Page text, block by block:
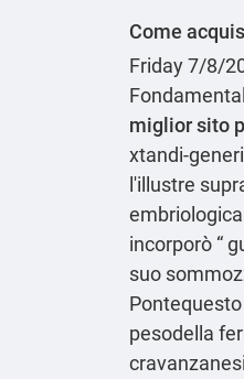
Come
Friday 7/8/
miglior sito
xtandi-
l'illustre
incorporò “
suo
pesodella